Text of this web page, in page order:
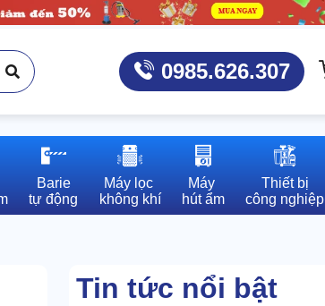
0985.626.307
Barie
tự động
Máy lọc
không khí
Máy
hút ẩm
Thiết bị
công nghiệp
Tin tức nổi bật